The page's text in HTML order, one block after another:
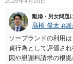
夫婦間において今、
く必要はあると思わ
にとどまる話であれ
ら、上記のことが社
のではないかと思い
トとは言えないでしょ
離婚・男女問題
髙橋 俊太 弁護
ソープランドの利用
貞行為として評価さ
因や慰謝料請求の根